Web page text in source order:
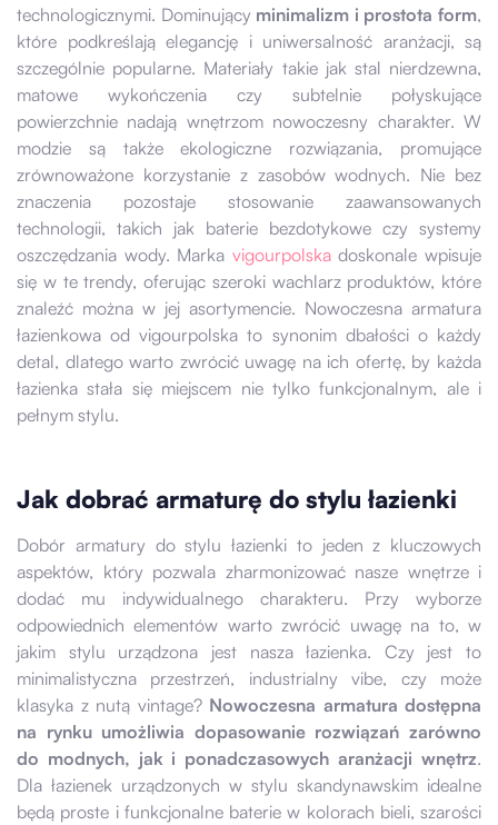
technologicznymi. Dominujący minimalizm i prostota form,
które podkreślają elegancję i uniwersalność aranżacji, są
szczególnie popularne. Materiały takie jak stal nierdzewna,
matowe wykończenia czy subtelnie połyskujące
powierzchnie nadają wnętrzom nowoczesny charakter. W
modzie są także ekologiczne rozwiązania, promujące
zrównoważone korzystanie z zasobów wodnych. Nie bez
znaczenia pozostaje stosowanie zaawansowanych
technologii, takich jak baterie bezdotykowe czy systemy
oszczędzania wody. Marka vigourpolskadoskonale wpisuje
się w te trendy, oferując szeroki wachlarz produktów, które
znaleźć można w jej asortymencie. Nowoczesna armatura
łazienkowa od vigourpolska to synonim dbałości o każdy
detal, dlatego warto zwrócić uwagę na ich ofertę, by każda
łazienka stała się miejscem nie tylko funkcjonalnym, ale i
pełnym stylu.
Jak dobrać armaturę do stylu łazienki
Dobór armatury do stylu łazienki to jeden z kluczowych
aspektów, który pozwala zharmonizować nasze wnętrze i
dodać mu indywidualnego charakteru. Przy wyborze
odpowiednich elementów warto zwrócić uwagę na to, w
jakim stylu urządzona jest nasza łazienka. Czy jest to
minimalistyczna przestrzeń, industrialny vibe, czy może
klasyka z nutą vintage? Nowoczesna armatura dostępna
na rynku umożliwia dopasowanie rozwiązań zarówno
do modnych, jak i ponadczasowych aranżacji wnętrz.
Dla łazienek urządzonych w stylu skandynawskim idealne
będą proste i funkcjonalne baterie w kolorach bieli, szarości